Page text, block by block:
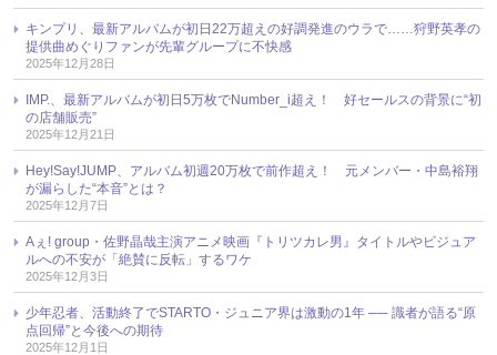
キンプリ、最新アルバムが初日22万超えの好調発進のウラで……狩野英孝の
提供曲めぐりファンが先輩グループに不快感
2025年12月28日
IMP.、最新アルバムが初日5万枚でNumber_i超え！ 好セールスの背景に“初
の店舗販売”
2025年12月21日
Hey!Say!JUMP、アルバム初週20万枚で前作超え！ 元メンバー・中島裕翔
が漏らした“本音”とは？
2025年12月7日
Aぇ! group・佐野晶哉主演アニメ映画『トリツカレ男』タイトルやビジュア
ルへの不安が「絶賛に反転」するワケ
2025年12月3日
少年忍者、活動終了でSTARTO・ジュニア界は激動の1年 ── 識者が語る“原
点回帰”と今後への期待
2025年12月1日